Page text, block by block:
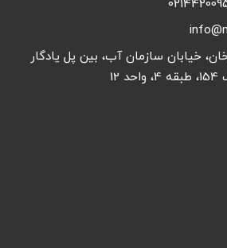
خیابان سازمان آب، بین پل یادگار